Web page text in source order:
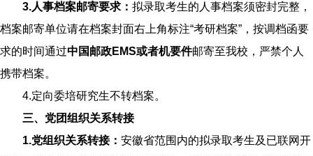
3.人事档案邮寄要求 ： 拟录取考生的人事档案须密封完整，
档案邮寄单位请在档案封面右上角标注“考研档案”，按调档函要
求的时间通过中国邮政EMS或者机要件邮寄至我校，严禁个人
携带档案。
4.定向委培研究生不转档案。
三、党团组织关系转接
1.党组织关系转接： 安徽省范围内的拟录取考生及已联网开